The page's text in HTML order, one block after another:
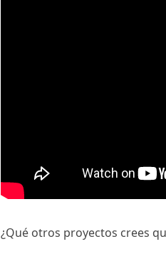
¿Qué otros proyectos crees